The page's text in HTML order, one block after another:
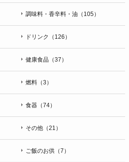
調味料・香辛料・油（105）
ドリンク（126）
健康食品（37）
燃料（3）
食器（74）
その他（21）
ご飯のお供（7）